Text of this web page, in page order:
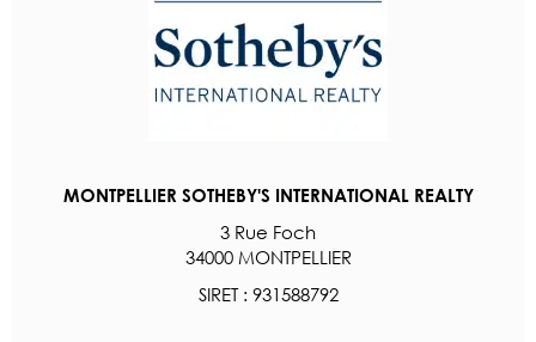
MONTPELLIER SOTHEBY'S INTERNATIONAL REALTY
3 Rue Foch
34000 MONTPELLIER
SIRET : 931588792